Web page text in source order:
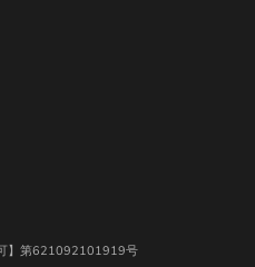
可】第621092101919号